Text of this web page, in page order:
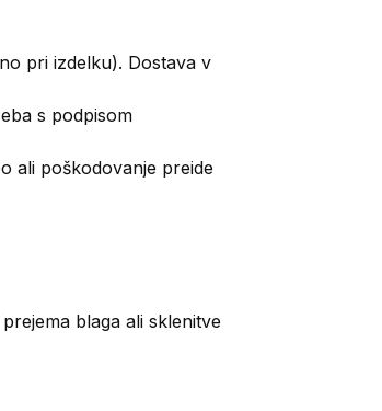
pri izdelku). Dostava v
s podpisom
ali poškodovanje preide
blaga ali sklenitve